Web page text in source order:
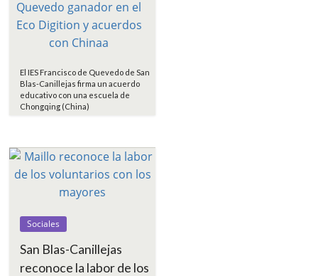
El IES Francisco de Quevedo de San
Blas-Canillejas firma un acuerdo
educativo con una escuela de
Chongqing (China)
Sociales
San Blas-Canillejas
reconoce la labor de los